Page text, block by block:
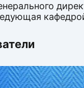
педагогических
науки и